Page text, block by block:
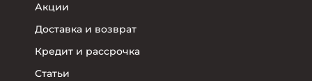
Акции
Доставка и возврат
Кредит и рассрочка
Статьи